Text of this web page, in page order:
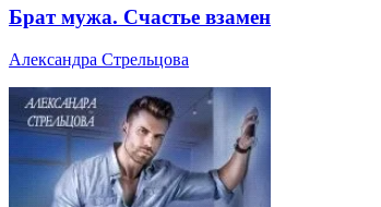
Брат мужа. Счастье взамен
Александра Стрельцова